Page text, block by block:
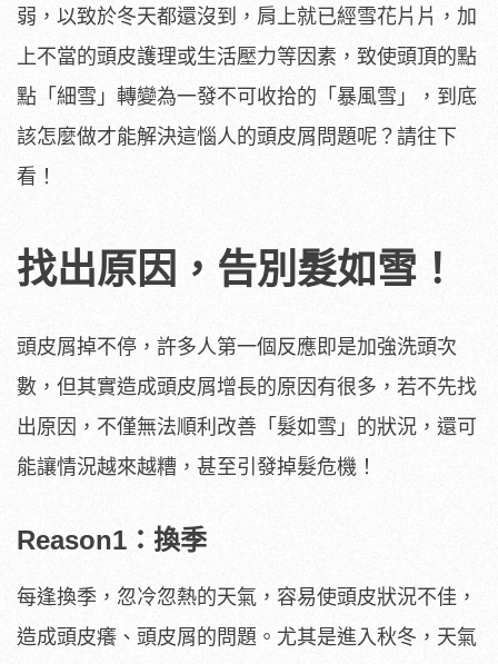
弱，以致於冬天都還沒到，肩上就已經雪花片片，加
上不當的頭皮護理或生活壓力等因素，致使頭頂的點
點「細雪」轉變為一發不可收拾的「暴風雪」，到底
該怎麼做才能解決這惱人的頭皮屑問題呢？請往下
看！
找出原因，告別髮如雪！
頭皮屑掉不停，許多人第一個反應即是加強洗頭次
數，但其實造成頭皮屑增長的原因有很多，若不先找
出原因，不僅無法順利改善「髮如雪」的狀況，還可
能讓情況越來越糟，甚至引發掉髮危機！
Reason1：換季
每逢換季，忽冷忽熱的天氣，容易使頭皮狀況不佳，
造成頭皮癢、頭皮屑的問題。尤其是進入秋冬，天氣